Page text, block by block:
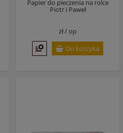
Papier do pieczenia na rolce
Piotr i Paweł
zł /op
Do koszyka